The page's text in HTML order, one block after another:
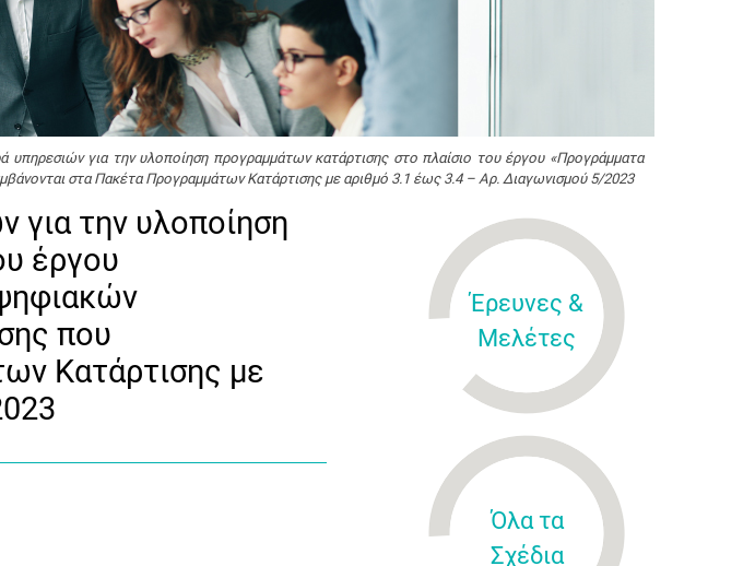
υπηρεσιών για την υλοποίηση προγραμμάτων κατάρτισης στο πλαίσιο του έργου «Προγράμματα
στα Πακέτα Προγραμμάτων Κατάρτισης με αριθμό 3.1 έως 3.4 – Αρ. Διαγωνισμού 5/2023
για την υλοποίηση
έργου
που
Κατάρτισης με
Έρευνες &
Μελέτες
Όλα τα
Σχέδια